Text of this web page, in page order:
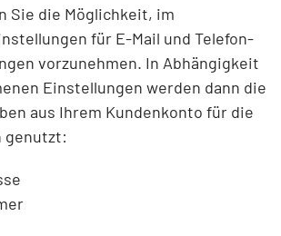
Sie die Möglichkeit, im
für E-Mail und Telefon-
vorzunehmen. In Abhängigkeit
Einstellungen werden dann die
aus Ihrem Kundenkonto für die
genutzt: